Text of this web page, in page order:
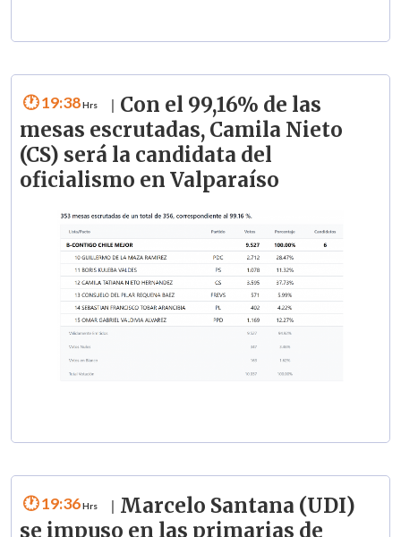
19:38
Con el 99,16% de las
mesas escrutadas, Camila Nieto
(CS) será la candidata del
oficialismo en Valparaíso
19:36
Marcelo Santana (UDI)
se impuso en las primarias de